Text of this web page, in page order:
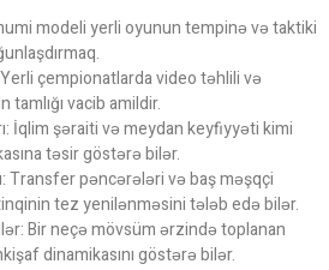
modeli yerli oyunun tempinə və taktiki
çempionatlarda video təhlili və
vacib amildir.
İqlim şəraiti və meydan keyfiyyəti kimi
təsir göstərə bilər.
Transfer pəncərələri və baş məşqçi
tez yenilənməsini tələb edə bilər.
Bir neçə mövsüm ərzində toplanan
dinamikasını göstərə bilər.